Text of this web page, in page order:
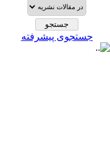
جستجوی پیشرفته